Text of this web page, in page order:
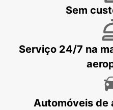
AEROPORTO DE
SAN BARTOLOME - SPAIN
FUNCHAL CENTRO DA
FUNCHAL - PORTUGAL
Sem
Serviço 24/7 na
Automóveis de